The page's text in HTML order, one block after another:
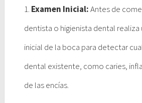
1. Examen Inicial:Antes de
dentista o higienista dental realiza
inicial de la boca para detectar
dental existente, como caries,
de las encías.